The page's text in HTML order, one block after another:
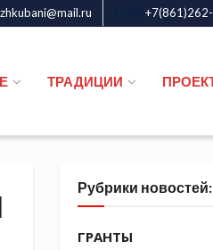
ТРАДИЦИИ
Рубрики новостей:
ГРАНТЫ